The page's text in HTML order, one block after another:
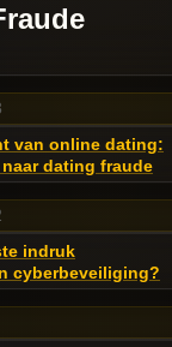
van online dating:
dating fraude
indruk
cyberbeveiliging?